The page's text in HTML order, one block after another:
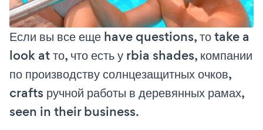
Если вы все еще have questions, то take a
look at то, что есть у rbia shades, компании
по производству солнцезащитных очков,
crafts ручной работы в деревянных рамах,
seen in their business.